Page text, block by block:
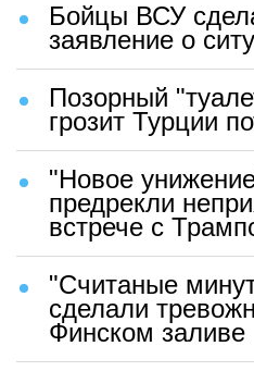
Бойцы ВСУ
заявление о
Позорный
грозит Турции
"Новое
предрекли
встрече с
"Считаные
сделали
Финском заливе